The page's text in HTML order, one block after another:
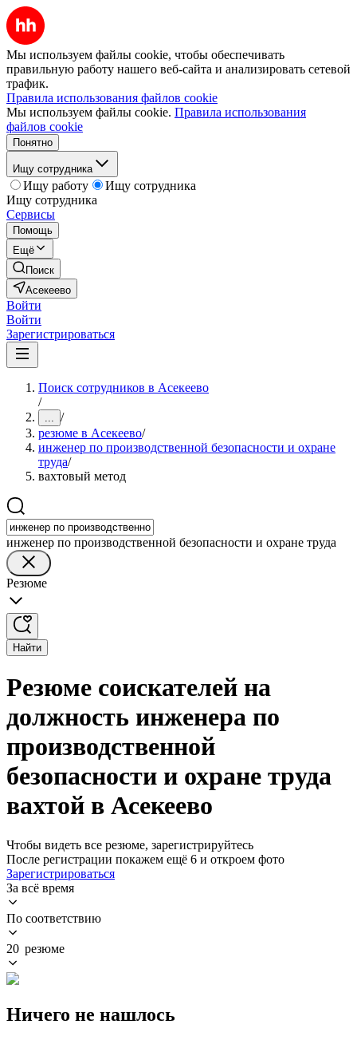
Мы используем файлы cookie, чтобы обеспечивать
правильную работу нашего веб-сайта и анализировать сетевой
трафик.
Правила использования файлов cookie
Мы используем файлы cookie. Правила использования
файлов cookie
Понятно
Ищу сотрудника
Ищу работу
Ищу сотрудника
Ищу сотрудника
Сервисы
Помощь
Ещё
Поиск
Асекеево
Войти
Войти
Зарегистрироваться
Поиск сотрудников в Асекеево
/
... /
резюме в Асекеево/
инженер по производственной безопасности и охране
труда/
вахтовый метод
инженер по производственной безопасности и охране труда
Резюме
Найти
Резюме соискателей на
должность инженера по
производственной
безопасности и охране труда
вахтой в Асекеево
Чтобы видеть все резюме, зарегистрируйтесь
После регистрации покажем ещё 6 и откроем фото
Зарегистрироваться
За всё время
По соответствию
20 резюме
Ничего не нашлось